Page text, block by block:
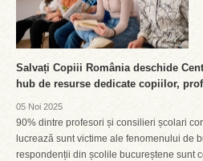
Salvați Copiii România deschide
hub de resurse dedicate copiilor,
05 Noi 2025
90% dintre profesori și consilieri școlari
lucrează sunt victime ale fenomenului de
respondenții din școlile bucureștene sunt